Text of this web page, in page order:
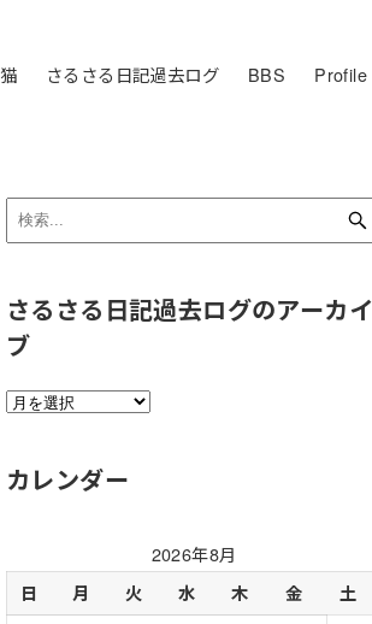
猫 さるさる日記過去ログ BBS Profile
さるさる日記過去ログのアーカイ
ブ
さ
る
去
カレンダー
2026年8月
日 月 火 水 木 金 土